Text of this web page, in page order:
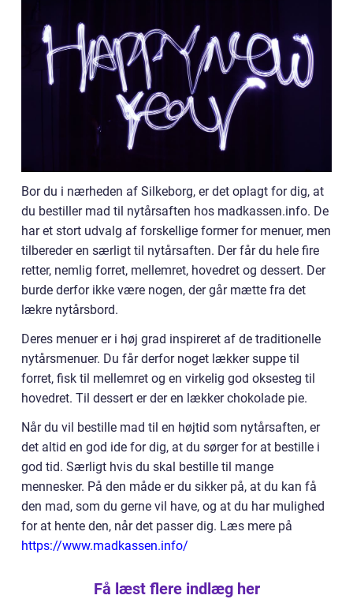
Bor du i nærheden af Silkeborg, er det oplagt for dig, at
du bestiller mad til nytårsaften hos madkassen.info. De
har et stort udvalg af forskellige former for menuer, men
tilbereder en særligt til nytårsaften. Der får du hele fire
retter, nemlig forret, mellemret, hovedret og dessert. Der
burde derfor ikke være nogen, der går mætte fra det
lækre nytårsbord.
Deres menuer er i høj grad inspireret af de traditionelle
nytårsmenuer. Du får derfor noget lækker suppe til
forret, fisk til mellemret og en virkelig god oksesteg til
hovedret. Til dessert er der en lækker chokolade pie.
Når du vil bestille mad til en højtid som nytårsaften, er
det altid en god ide for dig, at du sørger for at bestille i
god tid. Særligt hvis du skal bestille til mange
mennesker. På den måde er du sikker på, at du kan få
den mad, som du gerne vil have, og at du har mulighed
for at hente den, når det passer dig. Læs mere på
https://www.madkassen.info/
Få læst flere indlæg her